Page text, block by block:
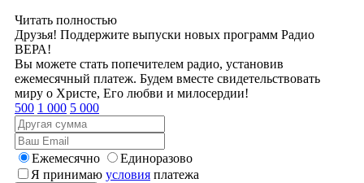
Читать полностью
Друзья! Поддержите выпуски новых программ Радио
ВЕРА!
Вы можете стать попечителем радио, установив
ежемесячный платеж. Будем вместе свидетельствовать
миру о Христе, Его любви и милосердии!
500 1 000 5 000
Ежемесячно
Единоразово
Я принимаю условия платежа